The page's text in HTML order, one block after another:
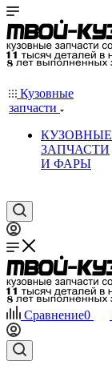
Кузовные
запчасти
КУЗОВНЫЕ
ЗАПЧАСТИ
И ФАРЫ
Сравнение0